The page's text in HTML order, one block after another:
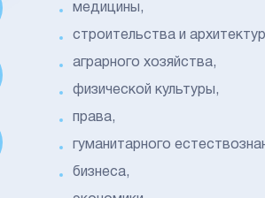
медицины,
строительства и
аграрного хозяйства,
физической культуры,
права,
гуманитарного
бизнеса,